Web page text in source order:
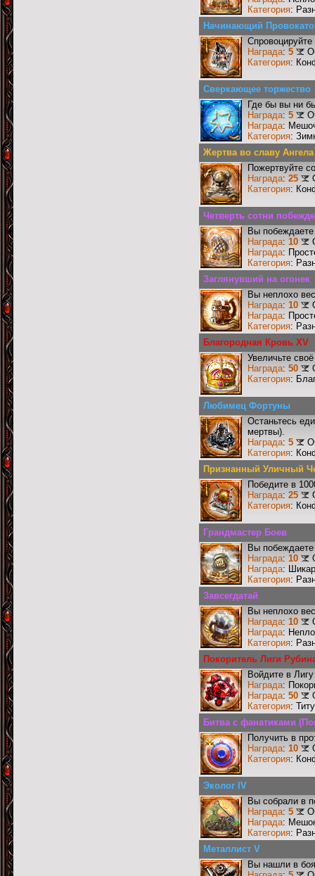
Категория:
Начинающий
Награда: 5
Категория:
Сверкающее торжество
Где бы вы ни
Награда: 5
Награда:
Категория:
Жертва во славу
Пожертвуйте
Награда: 25
Категория:
Четверть сотни
Вы
Награда: 10
Награда:
Категория:
Заглянувший на огонек
Вы неплохо
Награда: 10
Награда:
Категория:
Благородная Кровь XV
Увеличьте
Награда: 50
Категория:
Любимец Фортуны
Останьтесь
мертвы).
Награда: 5
Категория:
Признанный Уличный
Победите в
Награда: 25
Категория:
Грандмастер Боев
Вы
Награда: 10
Награда:
Категория:
Завсегдатай
Вы неплохо
Награда: 10
Награда:
Категория:
Покоритель Лиги
Войдите в
Награда:
Награда: 50
Категория:
Битва с фанатиками
Получить в
Награда: 10
Категория:
Эколог IV
Вы собрали в
Награда: 5
Награда:
Категория:
Металлист V
Вы нашли в